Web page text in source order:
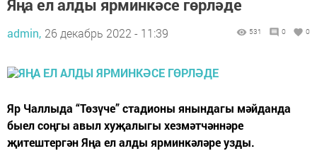
Яңа ел алды ярминкәсе гөрләде
admin, 26 декабрь 2022 - 11:39 531 0 0
Яр Чаллыда “Төзүче” стадионы янындагы мәйданда
быел соңгы авыл хуҗалыгы хезмәтчәннәре
җитештергән Яңа ел алды ярминкәләре узды.